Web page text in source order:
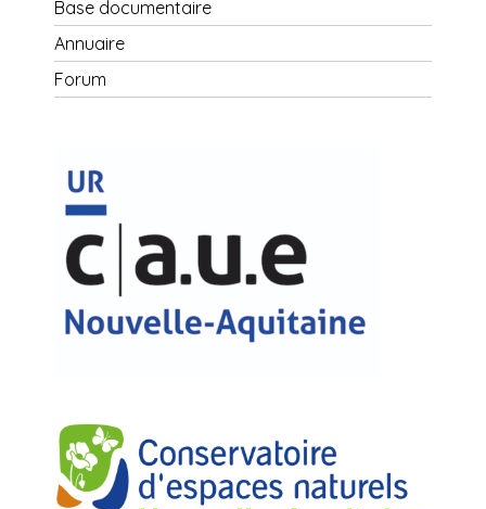
Base documentaire
Annuaire
Forum